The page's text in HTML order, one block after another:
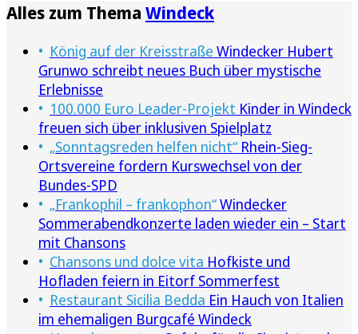
Alles zum Thema Windeck
König auf der Kreisstraße Windecker Hubert
Grunwo schreibt neues Buch über mystische
Erlebnisse
100.000 Euro Leader-Projekt Kinder in Windeck
freuen sich über inklusiven Spielplatz
„Sonntagsreden helfen nicht“ Rhein-Sieg-
Ortsvereine fordern Kurswechsel von der
Bundes-SPD
„Frankophil – frankophon“Windecker
Sommerabendkonzerte laden wieder ein – Start
mit Chansons
Chansons und dolce vita Hofkiste und
Hofladen feiern in Eitorf Sommerfest
Restaurant Sicilia Bedda Ein Hauch von Italien
im ehemaligen Burgcafé Windeck